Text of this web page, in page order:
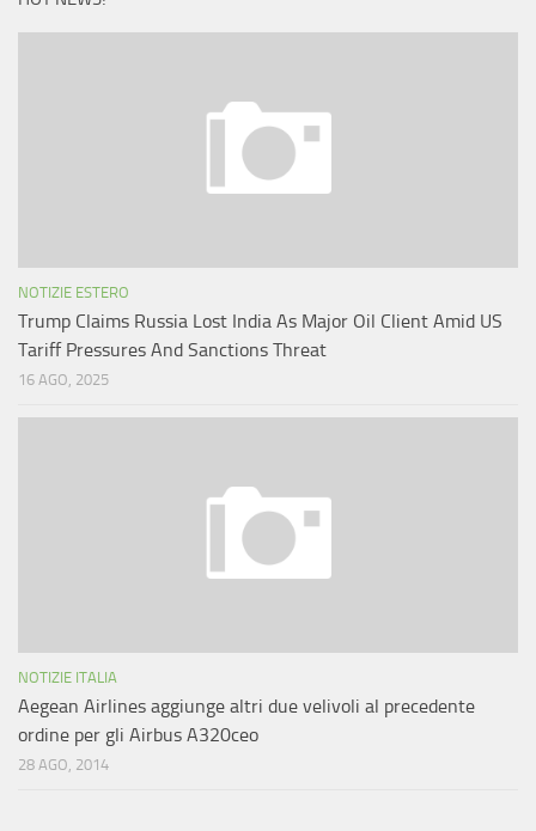
NOTIZIE ESTERO
Trump Claims Russia Lost India As Major Oil Client Amid US
Tariff Pressures And Sanctions Threat
16 AGO, 2025
NOTIZIE ITALIA
Aegean Airlines aggiunge altri due velivoli al precedente
ordine per gli Airbus A320ceo
28 AGO, 2014